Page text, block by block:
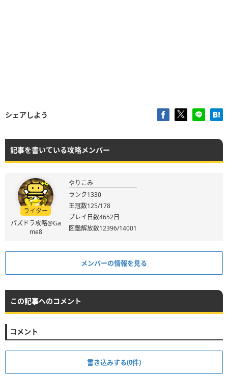
シェアしよう
記事を書いている攻略メンバー
ライター
パズドラ攻略@Ga
me8
やりこみ
ランク1330
王冠数125/178
プレイ日数4652日
図鑑解放数12396/14001
メンバーの情報を見る
この記事へのコメント
コメント
書き込みする(0件)